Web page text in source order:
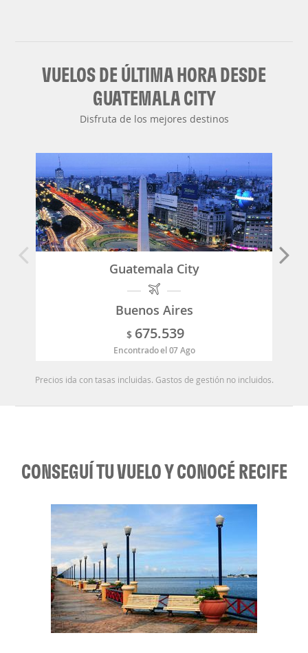
VUELOS DE ÚLTIMA HORA DESDE
GUATEMALA CITY
Disfruta de los mejores destinos
Guatemala City
Buenos Aires
$ 675.539
Encontrado el 07 Ago
Precios ida con tasas incluidas. Gastos de gestión no incluidos.
CONSEGUÍ TU VUELO Y CONOCÉ RECIFE